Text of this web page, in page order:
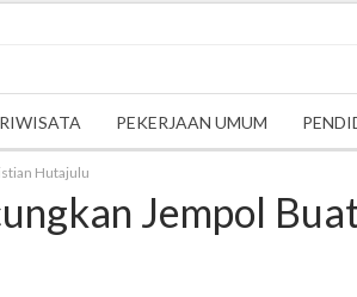
PEKERJAAN UMUM
Hutajulu
Jempol